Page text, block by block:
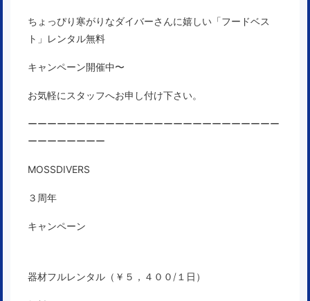
ちょっぴり寒がりなダイバーさんに嬉しい「フードベス
ト」レンタル無料
キャンペーン開催中〜
お気軽にスタッフへお申し付け下さい。
ーーーーーーーーーーーーーーーーーーーーーーーーーー
ーーーーーーーー
MOSSDIVERS
３周年
キャンペーン
器材フルレンタル（￥５，４００/１日）